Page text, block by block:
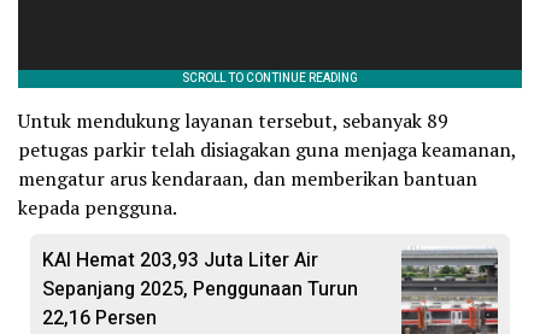
Untuk mendukung layanan tersebut, sebanyak 89
petugas parkir telah disiagakan guna menjaga keamanan,
mengatur arus kendaraan, dan memberikan bantuan
kepada pengguna.
KAI Hemat 203,93 Juta Liter Air
Sepanjang 2025, Penggunaan Turun
22,16 Persen